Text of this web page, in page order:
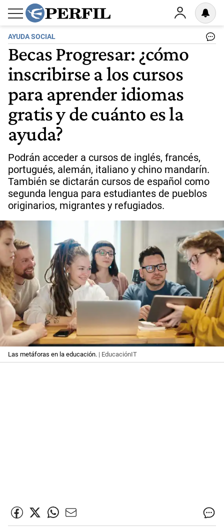
AYUDA SOCIAL
Becas Progresar: ¿cómo
inscribirse a los cursos
para aprender idiomas
gratis y de cuánto es la
ayuda?
Podrán acceder a cursos de inglés, francés,
portugués, alemán, italiano y chino mandarín.
También se dictarán cursos de español como
segunda lengua para estudiantes de pueblos
originarios, migrantes y refugiados.
Las metáforas en la educación. | EducaciónIT